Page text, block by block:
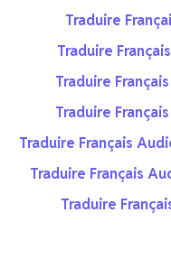
Traduire
Traduire
Traduire
Traduire
Traduire Français
Traduire Français
Traduire